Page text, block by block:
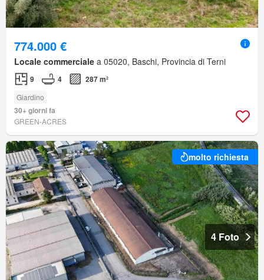
774.000 €
Locale commerciale a 05020, Baschi, Provincia di Terni
9 4 287 m²
Giardino
30+ giorni fa
GREEN-ACRES
molto richiesta
4 Foto